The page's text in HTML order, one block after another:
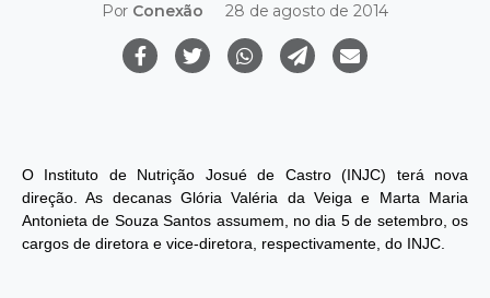
Por Conexão 28 de agosto de 2014
O Instituto de Nutrição Josué de Castro (INJC) terá nova
direção. As decanas Glória Valéria da Veiga e Marta Maria
Antonieta de Souza Santos assumem, no dia 5 de setembro, os
cargos de diretora e vice-diretora, respectivamente, do INJC.